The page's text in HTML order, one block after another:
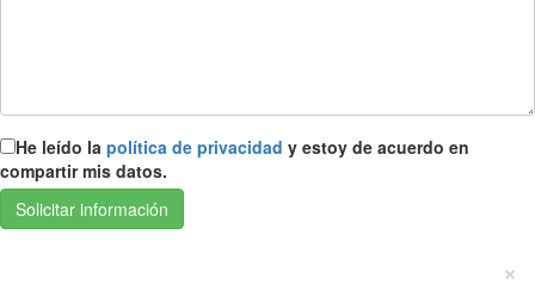
He leído la política de privacidad y estoy de acuerdo en
compartir mis datos.
×